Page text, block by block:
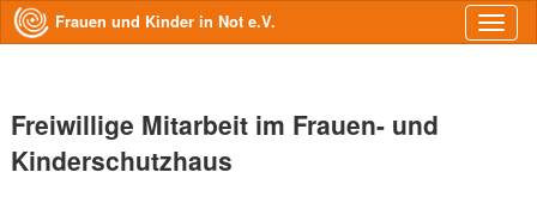
Frauen und Kinder in Not e.V.
Freiwillige Mitarbeit im Frauen- und
Kinderschutzhaus